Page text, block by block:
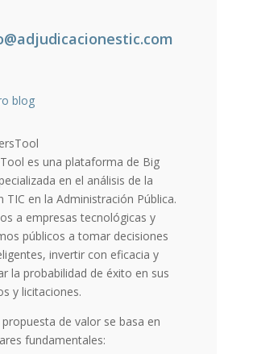
blog
es una plataforma de Big
en el análisis de la
TIC en la Administración Pública.
a empresas tecnológicas y
públicos a tomar decisiones
invertir con eficacia y
la probabilidad de éxito en sus
y licitaciones.
de valor se basa en
fundamentales: